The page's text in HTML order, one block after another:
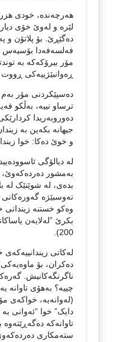
هەرچەندە، خودی
لێرە و لەوێ خۆی
دەگێڕێ. بۆ پلاتۆن و
مۆر بیرۆکەکە بە
ڕەوانبێژییەکی
دەسپێکردنی مۆر بەم
ترساو نییە، بەڵکو
دەوروبەریدا
جیهانە بکەین بە
و خوێ دەکا: خوا
لە دیالۆگی
بەمشور دەردەکەوێ،
بدەی، لە شوێنێک لە
تەوسبێژە
وەکو خستنە زیندانی
200).
لەکاتی
دەکران، بۆ
ناگرنگەکانیش.
چییە؟ بەهۆی تاوانە
(لەوانەیە، خواکەی
دایک” خوا ”ئەوانی
تاوانەکە
ستەمکاری